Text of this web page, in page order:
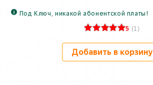
Под Ключ, никакой абонентской платы!
5 (1)
Добавить в корзину